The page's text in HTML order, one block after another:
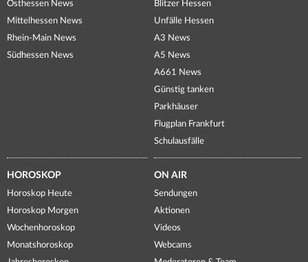
Osthessen News
Mittelhessen News
Rhein-Main News
Südhessen News
Blitzer Hessen
Unfälle Hessen
A3 News
A5 News
A661 News
Günstig tanken
Parkhäuser
Flugplan Frankfurt
Schulausfälle
HOROSKOP
Horoskop Heute
Horoskop Morgen
Wochenhoroskop
Monatshoroskop
ON AIR
Sendungen
Aktionen
Videos
Webcams